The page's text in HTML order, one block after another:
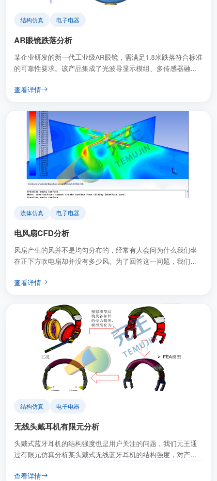
结构仿真 电子电器
AR眼镜跌落分析
某企业研发的新一代工业级AR眼镜，需满足1.8米跌落符合标准
的可靠性要求。该产品集成了光波导显示模组、多传感器融合
查看详情
流体仿真 电子电器
电风扇CFD分析
风扇产生的风并不是均匀分布的，经常有人会问为什么我们坐
在正下方吹电扇却并没有多少风。为了回答这一问题，我们元
查看详情
结构仿真 电子电器
无线头戴耳机有限元分析
头戴式蓝牙耳机的结构强度也是用户关注的问题，我们元王通
过有限元仿真分析某头戴式无线蓝牙耳机的结构强度，对产品
据。
查看详情